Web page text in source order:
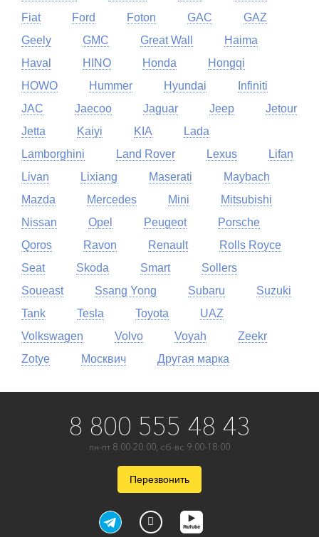
Fiat
Ford Foton GAC
GAZ
Geely
GMC Great Wall
Haima
Haval
HINO Honda
Hongqi
HOWO
Hummer Hyundai
Infiniti
JAC
Jaecoo Jaguar Jeep
Jetour
Jetta
Kaiyi KIA
Lada
Lamborghini
Land Rover Lexus
Lifan
Livan
Lixiang Maserati
Maybach
Mazda
Mercedes Mini
Mitsubishi
Nissan
Opel Peugeot
Porsche
Qoros
Ravon Renault
Rolls Royce
Seat
Skoda Smart
Sollers
Soueast
Ssang Yong Subaru
Suzuki
Tank
Tesla Toyota
UAZ
Volkswagen
Volvo Voyah
Zeekr
Zotye
Москвич Другая марка
8 800 555 48 43
пн-пт 8:00-20:00, сб-вс 9:00-18:00
Перезвонить